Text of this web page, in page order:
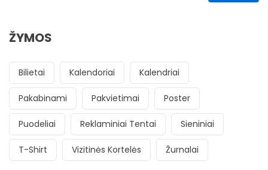
ŽYMOS
Bilietai Kalendoriai Kalendriai
Pakabinami Pakvietimai Poster
Puodeliai Reklaminiai Tentai Sieniniai
T-Shirt Vizitinės Kortelės Žurnalai